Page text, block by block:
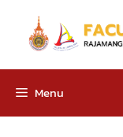
content
Menu